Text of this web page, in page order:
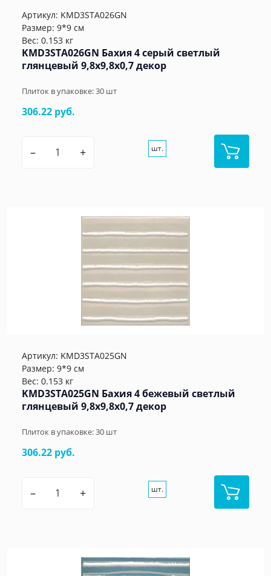
Артикул: KMD3STA026GN
Размер: 9*9 см
Вес: 0.153 кг
KMD3STA026GN Бахия 4 серый светлый
глянцевый 9,8x9,8x0,7 декор
Плиток в упаковке:30 шт
306.22 руб.
– + шт.
Артикул: KMD3STA025GN
Размер: 9*9 см
Вес: 0.153 кг
KMD3STA025GN Бахия 4 бежевый светлый
глянцевый 9,8x9,8x0,7 декор
Плиток в упаковке:30 шт
306.22 руб.
– + шт.